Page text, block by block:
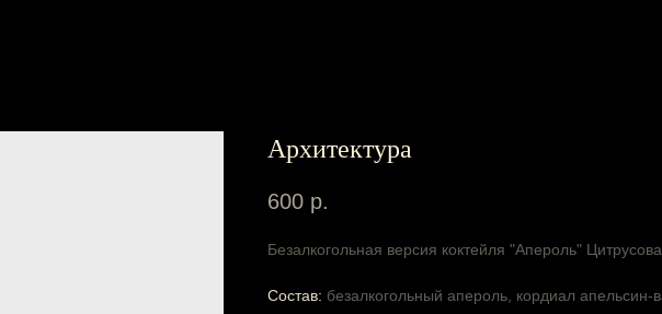
Архитектура
600 р.
Безалкогольная версия коктейля "Апероль"
Состав: безалкогольный апероль, кордиал апельсин-